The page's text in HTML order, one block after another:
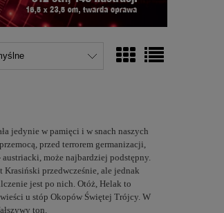
jedynie w pamięci i w snach naszych
przed terrorem germanizacji,
może najbardziej podstępny.
przedwcześnie, ale jednak
jest po nich. Otóż, Helak to
u stóp Okopów Świętej Trójcy. W
ton.